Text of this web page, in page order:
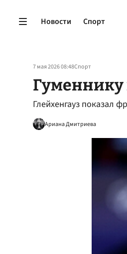
Новости Спорт
7 мая 2026 08:48Спорт
Гуменнику
Глейхенгауз показал
Ариана Дмитриева